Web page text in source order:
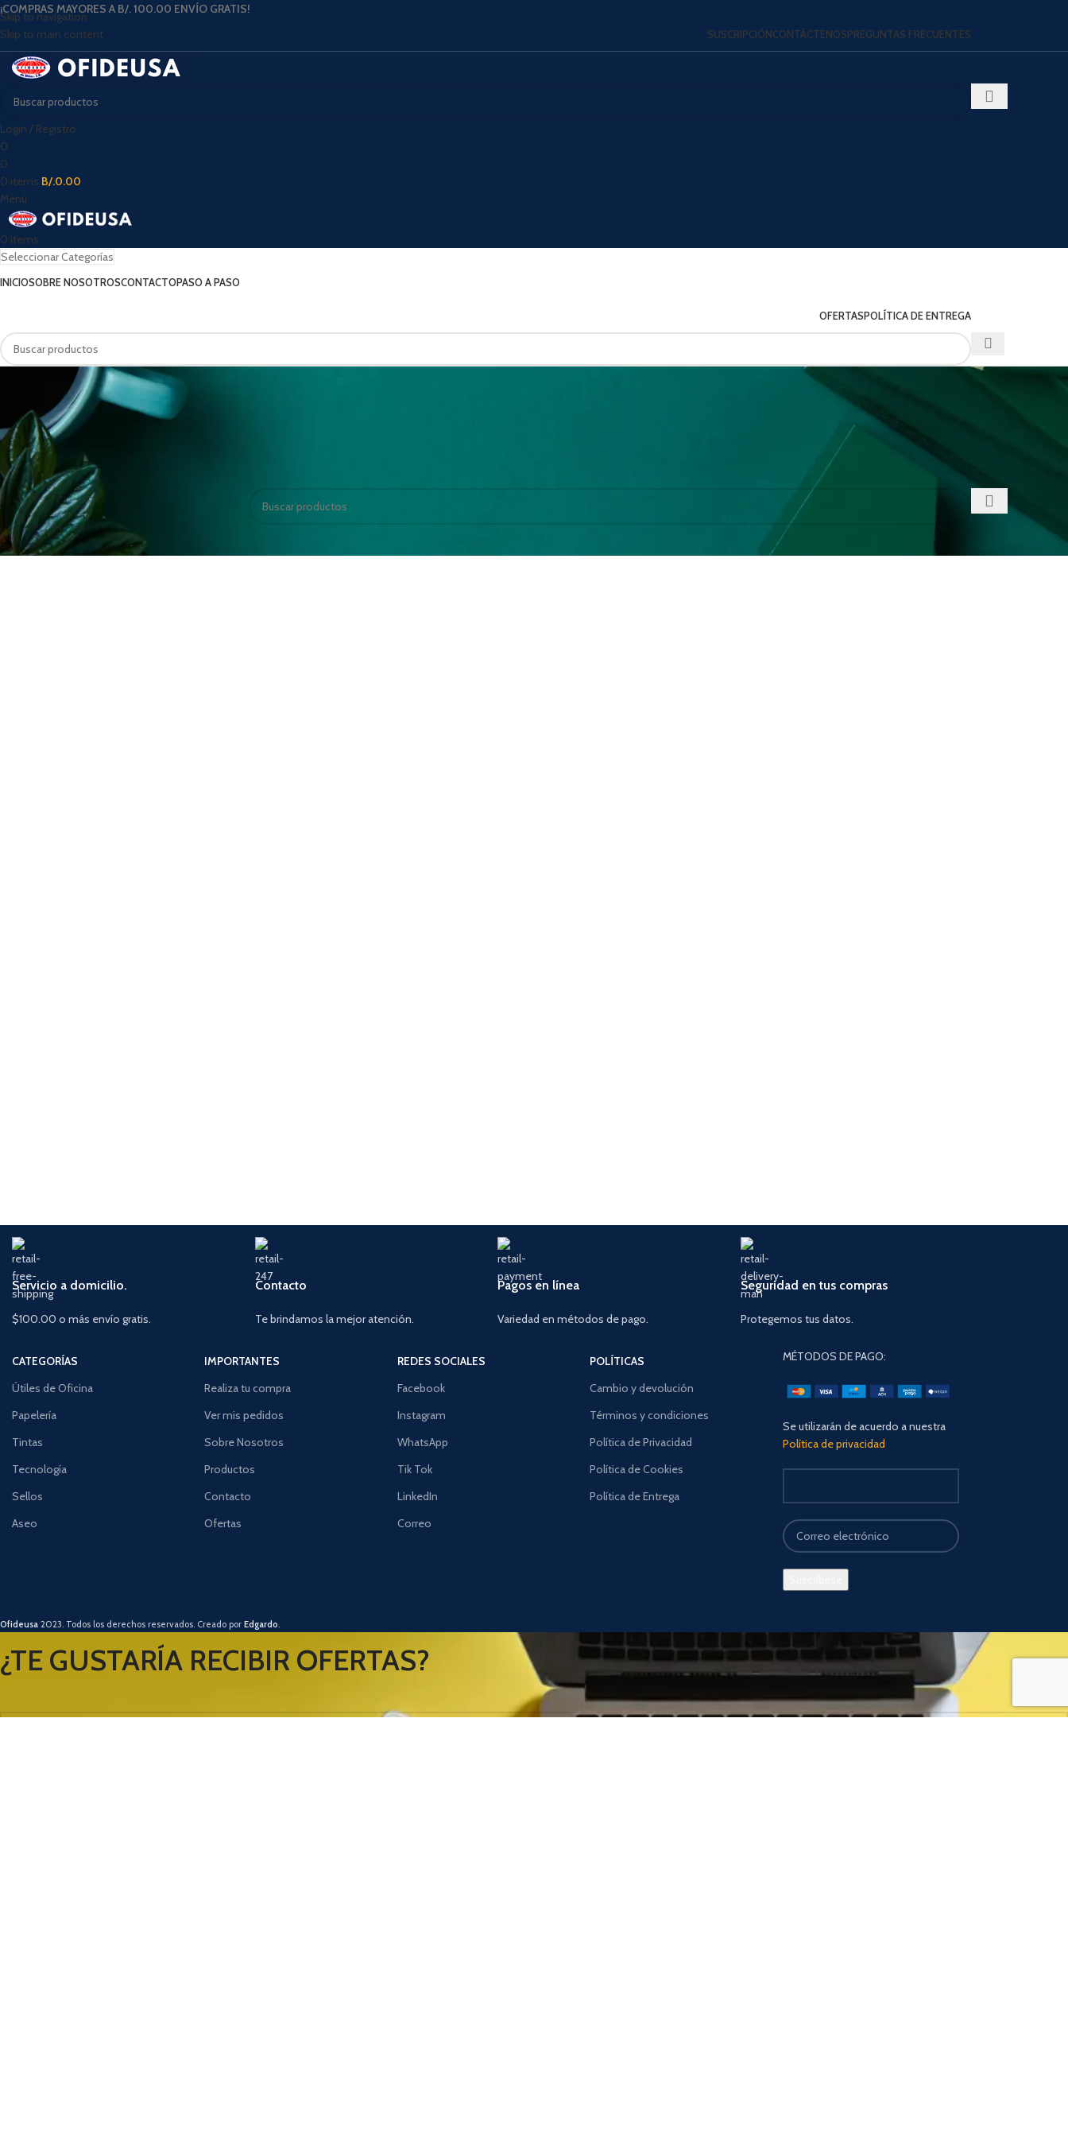
Skip to navigation
Skip to main content
¡COMPRAS MAYORES A B/. 100.00 ENVÍO GRATIS!
SUSCRIPCIÓNCONTÁCTENOSPREGUNTAS FRECUENTES
Login / Registro
0
0
0 items B/.0.00
Menú
0 items
Seleccionar Categorías
INICIOSOBRE NOSOTROSCONTACTOPASO A PASO
OFERTASPOLÍTICA DE ENTREGA
Bodega25
Servicio a domicilio.
$100.00 o más envío gratis.
Contacto
Te brindamos la mejor atención.
Pagos en línea
Variedad en métodos de pago.
Seguridad en tus compras
Protegemos tus datos.
CATEGORÍAS
Útiles de Oficina
Papelería
Tintas
Tecnología
Sellos
Aseo
IMPORTANTES
Realiza tu compra
Ver mis pedidos
Sobre Nosotros
Productos
Contacto
Ofertas
REDES SOCIALES
Facebook
Instagram
WhatsApp
Tik Tok
LinkedIn
Correo
POLÍTICAS
Cambio y devolución
Términos y condiciones
Política de Privacidad
Política de Cookies
Política de Entrega
MÉTODOS DE PAGO:
Se utilizarán de acuerdo a nuestra
Política de privacidad
Ofideusa 2023. Todos los derechos reservados. Creado por Edgardo.
¿TE GUSTARÍA RECIBIR OFERTAS?